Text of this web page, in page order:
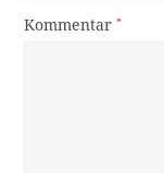
Kommentar*